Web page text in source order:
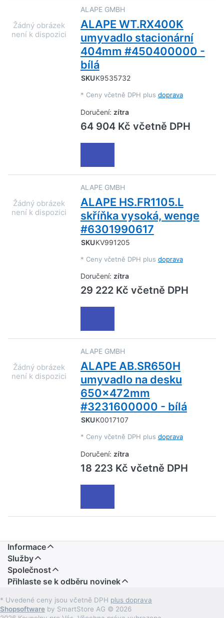
ALAPE GMBH
ALAPE WT.RX400K
umyvadlo stacionární
404mm #450400000 -
bílá
SKUK9535732
* Ceny včetně DPH plus doprava
Doručení: zítra
64 904 Kč včetně DPH
ALAPE GMBH
ALAPE HS.FR1105.L
skříňka vysoká, wenge
#6301990617
SKUKV991205
* Ceny včetně DPH plus doprava
Doručení: zítra
29 222 Kč včetně DPH
ALAPE GMBH
ALAPE AB.SR650H
umyvadlo na desku
650x472mm
#3231600000 - bílá
SKUK0017107
* Ceny včetně DPH plus doprava
Doručení: zítra
18 223 Kč včetně DPH
Informace
Služby
Společnost
Přihlaste se k odběru novinek
* Uvedené ceny jsou včetně DPH plus doprava
Shopsoftware by SmartStore AG © 2026